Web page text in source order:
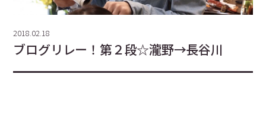
2018.02.18
ブログリレー！第２段☆瀧野→長谷川